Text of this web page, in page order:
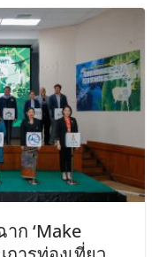
ก ‘Make